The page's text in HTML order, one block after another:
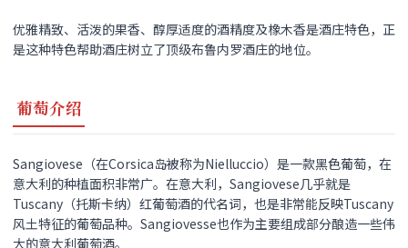
优雅精致、活泼的果香、醇厚适度的酒精度及橡木香是酒庄特色，正
是这种特色帮助酒庄树立了顶级布鲁内罗酒庄的地位。
葡萄介绍
Sangiovese（在Corsica岛被称为Nielluccio）是一款黑色葡萄，在
意大利的种植面积非常广。在意大利，Sangiovese几乎就是
Tuscany（托斯卡纳）红葡萄酒的代名词，也是非常能反映Tuscany
风土特征的葡萄品种。Sangiovesse也作为主要组成部分酿造一些伟
大的意大利葡萄酒。